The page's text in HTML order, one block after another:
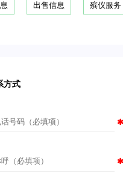
出售信息 殡仪服务
方式